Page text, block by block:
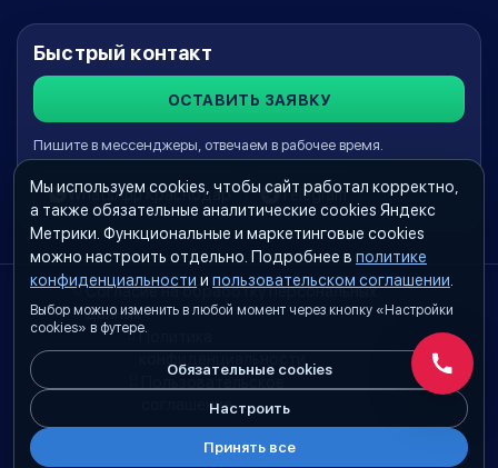
Быстрый контакт
ОСТАВИТЬ ЗАЯВКУ
Пишите в мессенджеры, отвечаем в рабочее время.
WhatsApp Краснодар Telegram
Согласие на обработку персональных
данных
Политика
соглашение
Настройки cookies
Мы используем cookies, чтобы сайт работал корректно,
а также обязательные аналитические cookies Яндекс
Метрики. Функциональные и маркетинговые cookies
можно настроить отдельно. Подробнее в политике
конфиденциальности и пользовательском соглашении
Выбор можно изменить в любой момент через кнопку «Настройки
cookies» в футере.
Обязательные cookies
Настроить
Принять все